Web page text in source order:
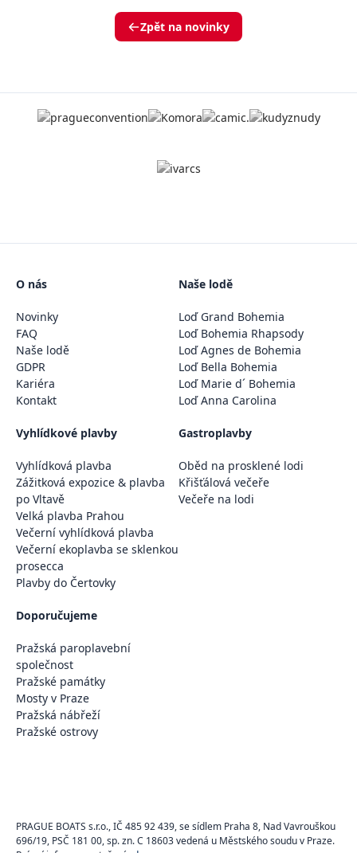
Zpět na novinky
O nás
Novinky
FAQ
Naše lodě
GDPR
Kariéra
Kontakt
Naše lodě
Loď Grand Bohemia
Loď Bohemia Rhapsody
Loď Agnes de Bohemia
Loď Bella Bohemia
Loď Marie d´ Bohemia
Loď Anna Carolina
Vyhlídkové plavby
Vyhlídková plavba
Zážitková expozice & plavba
po Vltavě
Velká plavba Prahou
Večerní vyhlídková plavba
Večerní ekoplavba se sklenkou
prosecca
Plavby do Čertovky
Gastroplavby
Oběd na prosklené lodi
Křišťálová večeře
Večeře na lodi
Doporučujeme
Pražská paroplavební
společnost
Pražské památky
Mosty v Praze
Pražská nábřeží
Pražské ostrovy
PRAGUE BOATS s.r.o., IČ 485 92 439, se sídlem Praha 8, Nad Vavrouškou
696/19, PSČ 181 00, sp. zn. C 18603 vedená u Městského soudu v Praze.